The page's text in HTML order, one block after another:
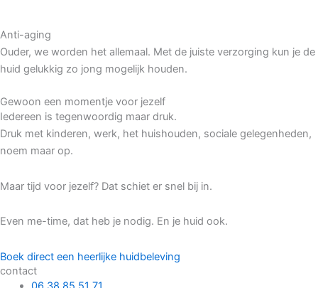
Anti-aging
Ouder, we worden het allemaal. Met de juiste verzorging kun je de
huid gelukkig zo jong mogelijk houden.
Gewoon een momentje voor jezelf
Iedereen is tegenwoordig maar druk.
Druk met kinderen, werk, het huishouden, sociale gelegenheden,
noem maar op.
Maar tijd voor jezelf? Dat schiet er snel bij in.
Even me-time, dat heb je nodig. En je huid ook.
Boek direct een heerlijke huidbeleving
contact